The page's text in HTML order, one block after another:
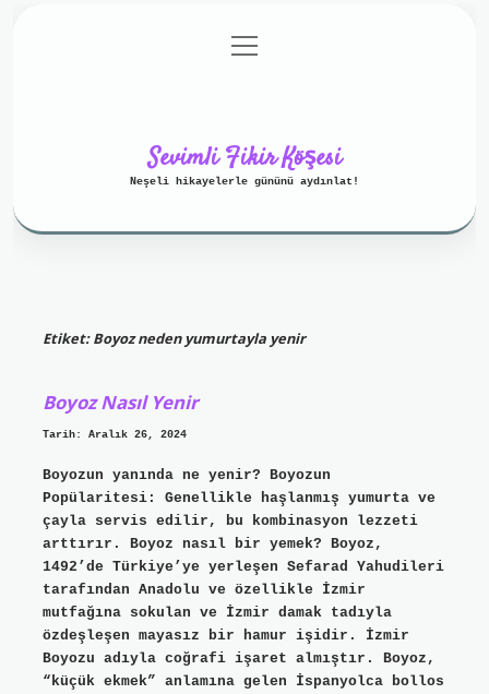
Gizlilik Politikası
menüyü
aç
Sevimli Fikir Köşesi
Neşeli hikayelerle gününü aydınlat!
Etiket:Boyoz neden yumurtayla yenir
Boyoz Nasıl Yenir
Tarih: Aralık 26, 2024
Boyozun yanında ne yenir? Boyozun
Popülaritesi: Genellikle haşlanmış yumurta ve
çayla servis edilir, bu kombinasyon lezzeti
arttırır. Boyoz nasıl bir yemek? Boyoz,
1492’de Türkiye’ye yerleşen Sefarad Yahudileri
tarafından Anadolu ve özellikle İzmir
mutfağına sokulan ve İzmir damak tadıyla
özdeşleşen mayasız bir hamur işidir. İzmir
Boyozu adıyla coğrafi işaret almıştır. Boyoz,
“küçük ekmek” anlamına gelen İspanyolca bollos